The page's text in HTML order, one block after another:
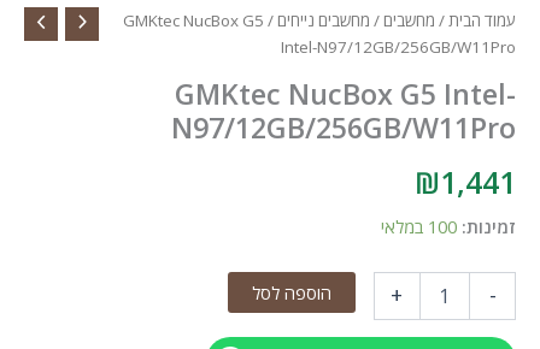
/מחשבים/ מחשבים נייחים
/ GMKtec NucBox G5
Intel-N97/12GB/256GB/
GMKtec NucBox G5
N97/12GB/256GB/
₪
100 במלאי
הוספה לסל